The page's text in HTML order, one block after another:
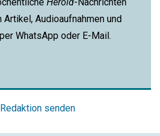
Artikel, Audioaufnahmen und
WhatsApp oder E-Mail.
senden